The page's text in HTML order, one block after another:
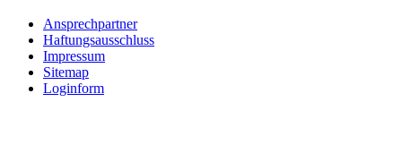
Ansprechpartner
Haftungsausschluss
Impressum
Sitemap
Loginform